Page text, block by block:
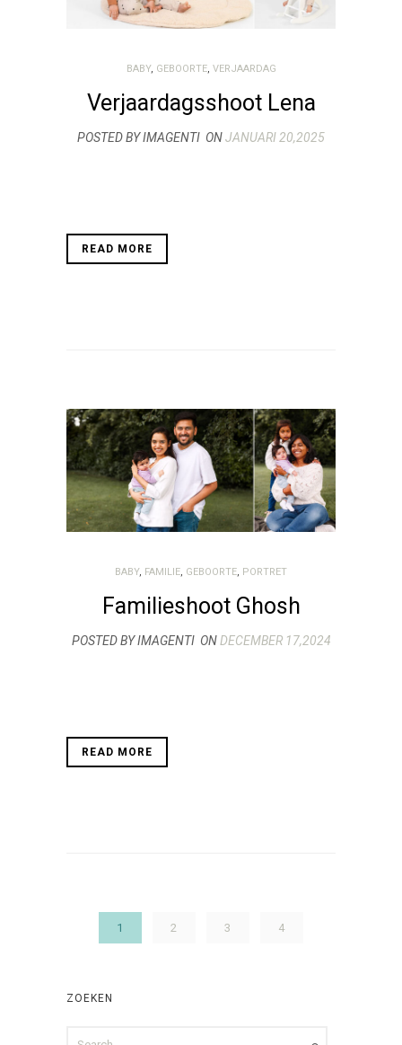
BABY, GEBOORTE, VERJAARDAG
Verjaardagsshoot Lena
POSTED BY IMAGENTI ONJANUARI 20,2025
READ MORE
BABY, FAMILIE, GEBOORTE, PORTRET
Familieshoot Ghosh
POSTED BY IMAGENTI ONDECEMBER 17,2024
READ MORE
1 2 3 4
ZOEKEN